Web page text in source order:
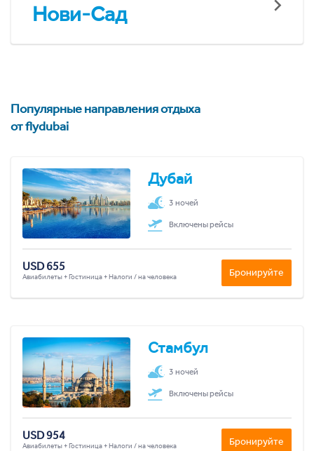
Нови-Сад
Популярные направления отдыха
от flydubai
Дубай
3 ночей
Включены рейсы
USD 655
Авиабилеты + Гостиница + Налоги / на человека Бронируйте
Стамбул
3 ночей
Включены рейсы
USD 954
Авиабилеты + Гостиница + Налоги / на человека Бронируйте